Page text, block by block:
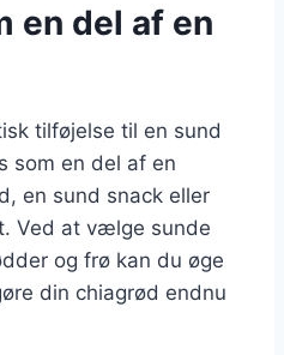
en del af en
tilføjelse til en sund
som en del af en
en sund snack eller
Ved at vælge sunde
og frø kan du øge
din chiagrød endnu